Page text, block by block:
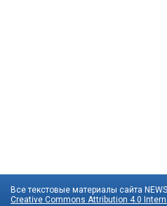
Все текстовые материалы сайта
Creative Commons Attribution 4.0